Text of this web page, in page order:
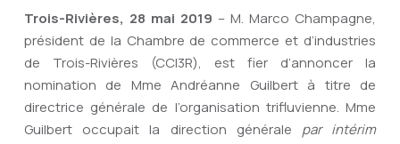
Trois-Rivières, 28 mai 2019 – M. Marco Champagne,
président de la Chambre de commerce et d’industries
de Trois-Rivières (CCI3R), est fier d’annoncer la
nomination de Mme Andréanne Guilbert à titre de
directrice générale de l’organisation trifluvienne. Mme
Guilbert occupait la direction générale par intérim